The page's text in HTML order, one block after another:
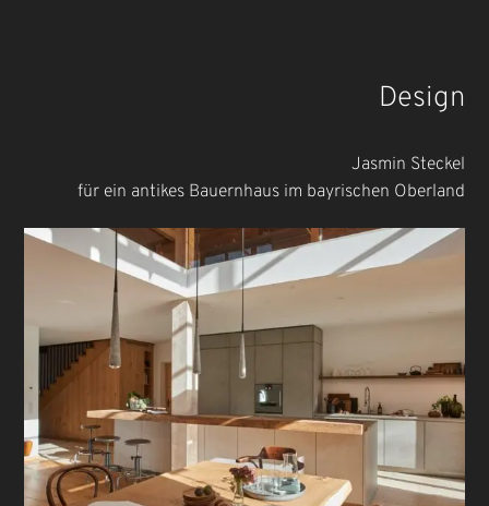
Design
Jasmin Steckel
für ein antikes Bauernhaus im bayrischen Oberland